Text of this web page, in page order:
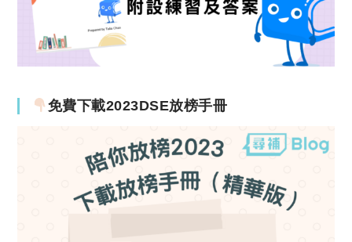
免費下載2023DSE放榜手冊